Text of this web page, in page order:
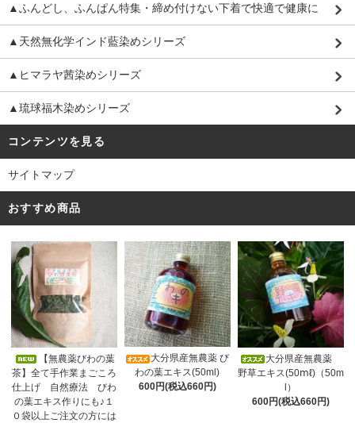
▲ふんどし、ふんぱん特集・締め付けない下着で快適で健康に
▲天然無化学インド藍染めシリーズ
▲ヒマラヤ茜染めシリーズ
▲琉球福木染めシリーズ
コンテンツを見る
サイトマップ
おすすめ商品
【無農薬びわの葉
茶】全て手作業まごころ
仕上げ 自然療法 びわ
の葉エキス作りにも♪１
０袋以上ご注文の方には
大分県産無農薬 び
わの葉エキス(50ml)
600円(税込660円)
大分県産無農薬
野草エキス(50ⅿℓ)（50m
l）
600円(税込660円)